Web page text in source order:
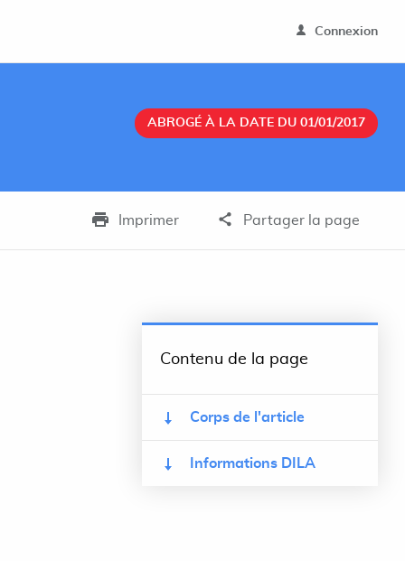
Connexion
ABROGÉ À LA DATE DU 01/01/2017
Imprimer Partager la page
Contenu de la page
Corps de l'article
Informations DILA